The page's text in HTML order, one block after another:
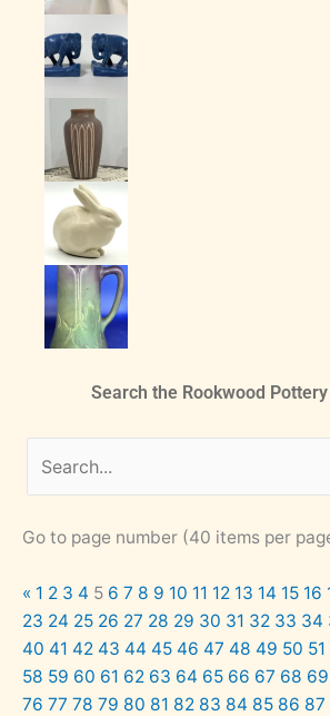
Search the Rookwood
Go to page number (40 items per
« 1 2 3 4 5 6 7 8 9 10 11 12 13 14 15 16
23 24 25 26 27 28 29 30 31 32 33 34
40 41 42 43 44 45 46 47 48 49 50 51
58 59 60 61 62 63 64 65 66 67 68 69
76 77 78 79 80 81 82 83 84 85 86 87